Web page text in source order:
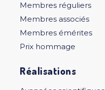
Membres réguliers
Membres associés
Membres émérites
Prix hommage
Réalisations